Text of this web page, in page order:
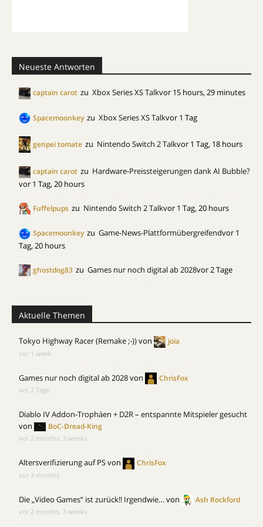
Neueste Antworten
captain carot zu Xbox Series XS Talkvor 15 hours, 29 minutes
Spacemoonkey zu Xbox Series XS Talkvor 1 Tag
genpei tomate zu Nintendo Switch 2 Talkvor 1 Tag, 18 hours
captain carot zu Hardware-Preissteigerungen dank AI Bubble?
vor 1 Tag, 20 hours
Fuffelpups zu Nintendo Switch 2 Talkvor 1 Tag, 20 hours
Spacemoonkey zu Game-News-Plattformübergreifendvor 1
Tag, 20 hours
ghostdog83 zu Games nur noch digital ab 2028vor 2 Tage
Aktuelle Themen
Tokyo Highway Racer (Remake ;-))von joia
vor 1 week
Games nur noch digital ab 2028von ChrisFox
vor 2 Tage
Diablo IV Addon-Trophäen + D2R – entspannte Mitspieler gesucht
von
BoC-Dread-King
vor 2 months, 3 weeks
Altersverifizierung auf PSvon ChrisFox
vor 3 months
Die „Video Games“ ist zurück!! Irgendwie…von Ash Rockford
vor 2 months, 3 weeks